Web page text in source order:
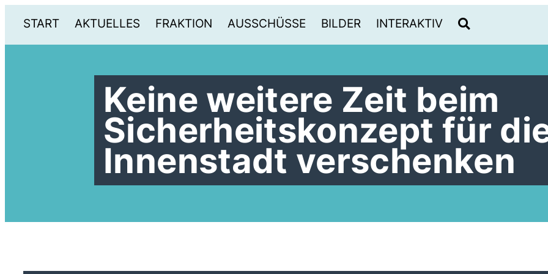
START AKTUELLES FRAKTION AUSSCHÜSSE BILDER INTERAKTIV
Keine weitere Zeit beim
Sicherheitskonzept für
Innenstadt verschenken